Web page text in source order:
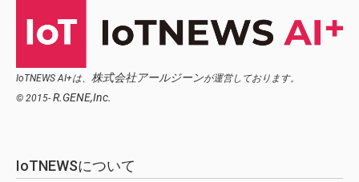
IoTNEWS AI+は、 株式会社アールジーンが運営しております。
© 2015- R.GENE,Inc.
IoTNEWSについて